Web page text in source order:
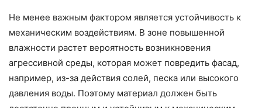
Не менее важным фактором является устойчивость к
механическим воздействиям. В зоне повышенной
влажности растет вероятность возникновения
агрессивной среды, которая может повредить фасад,
например, из-за действия солей, песка или высокого
давления воды. Поэтому материал должен быть